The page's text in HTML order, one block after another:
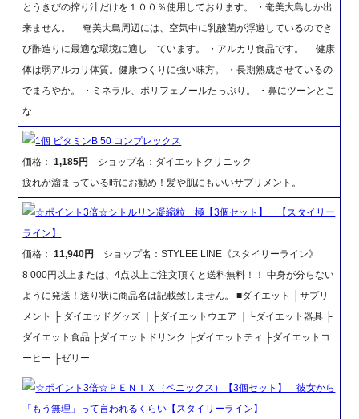
とうきびの搾り汁だけを１００％使用しております。 ・奄美大島しか出
来ません。 奄美大島周辺には、空気中に乳酸菌が浮遊しているのでき
び酢造りに最適な環境に適し ています。 ・アルカリ食品です。 健康
体は弱アルカリ体質。健康つくりに強い味方。 ・長期熟成させているの
でまろやか。 ・ミネラル、ポリフェノールたっぷり。 ・鼻にツーンとこ
な
1個 ビタミンB 50 コンプレックス
価格：1,185円
ショップ名：ダイエットクリニック
疲れが溜まっている時にお勧め！髪や肌にもいいサプリメント。
☆ポイント3倍☆シトルリン凝縮粒 極【3個セット】 【スタイリー
ライン】
価格：11,940円
ショップ名：STYLEE LINE《スタイリーライン》
8 000円以上または、4点以上ご注文頂くと送料無料！！ 中身が分らない
ように発送！送り状に商品名は記載致しません。 ■ダイエット ├サプリ
メント ├ ダイエッドグッズ ｜├ダイエットウエア ｜└ダイエット器具 ├
ダイエット食品 ├ダイエットドリンク ├ダイエットティ ├ダイエットコ
ーヒー ├ゼリー
☆ポイント3倍☆ＰＥＮＩＸ（ペニックス）【3個セット】 彼女から
「もう無理」って言われるくらい【スタイリーライン】